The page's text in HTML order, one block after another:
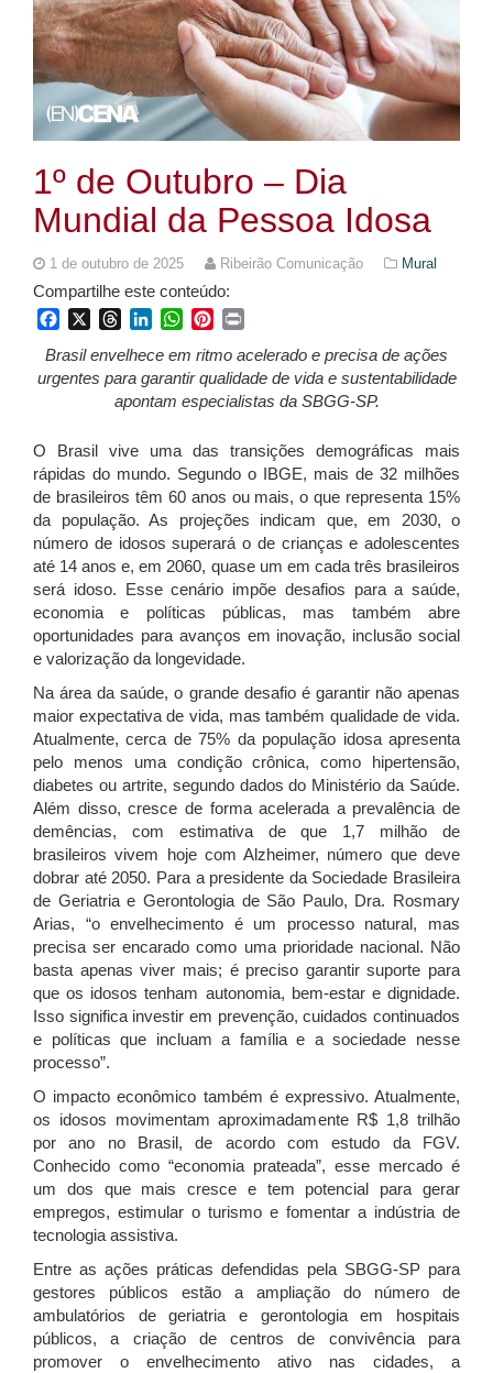
1º de Outubro – Dia
Mundial da Pessoa Idosa
1 de outubro de 2025 Ribeirão Comunicação Mural
Compartilhe este conteúdo:
FacebookThreadsLinkedInWhatsApp
Pinterest
Brasil envelhece em ritmo acelerado e precisa de ações
urgentes para garantir qualidade de vida e sustentabilidade
apontam especialistas da SBGG-SP.
O Brasil vive uma das transições demográficas mais
rápidas do mundo. Segundo o IBGE, mais de 32 milhões
de brasileiros têm 60 anos ou mais, o que representa 15%
da população. As projeções indicam que, em 2030, o
número de idosos superará o de crianças e adolescentes
até 14 anos e, em 2060, quase um em cada três brasileiros
será idoso. Esse cenário impõe desafios para a saúde,
economia e políticas públicas, mas também abre
oportunidades para avanços em inovação, inclusão social
e valorização da longevidade.
Na área da saúde, o grande desafio é garantir não apenas
maior expectativa de vida, mas também qualidade de vida.
Atualmente, cerca de 75% da população idosa apresenta
pelo menos uma condição crônica, como hipertensão,
diabetes ou artrite, segundo dados do Ministério da Saúde.
Além disso, cresce de forma acelerada a prevalência de
demências, com estimativa de que 1,7 milhão de
brasileiros vivem hoje com Alzheimer, número que deve
dobrar até 2050. Para a presidente da Sociedade Brasileira
de Geriatria e Gerontologia de São Paulo, Dra. Rosmary
Arias, “o envelhecimento é um processo natural, mas
precisa ser encarado como uma prioridade nacional. Não
basta apenas viver mais; é preciso garantir suporte para
que os idosos tenham autonomia, bem-estar e dignidade.
Isso significa investir em prevenção, cuidados continuados
e políticas que incluam a família e a sociedade nesse
processo”.
O impacto econômico também é expressivo. Atualmente,
os idosos movimentam aproximadamente R$ 1,8 trilhão
por ano no Brasil, de acordo com estudo da FGV.
Conhecido como “economia prateada”, esse mercado é
um dos que mais cresce e tem potencial para gerar
empregos, estimular o turismo e fomentar a indústria de
tecnologia assistiva.
Entre as ações práticas defendidas pela SBGG-SP para
gestores públicos estão a ampliação do número de
ambulatórios de geriatria e gerontologia em hospitais
públicos, a criação de centros de convivência para
promover o envelhecimento ativo nas cidades, a